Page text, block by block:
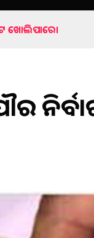
ଖୋଲିପାରେ।